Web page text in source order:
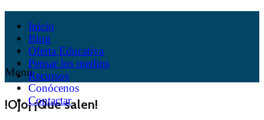
Inicio
Blog
Oferta Educativa
Pensar los medios
Recursos
Conócenos
Contactar
Menú
!Ojo¡ ¡Que salen!